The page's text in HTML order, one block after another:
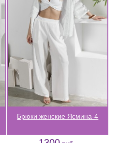
Брюки женские Ясмина-4